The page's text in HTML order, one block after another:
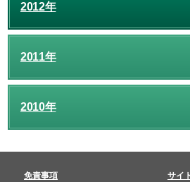
2012年
2011年
2010年
免責事項 サイ